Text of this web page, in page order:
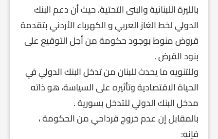
بالليرة اللبنانية والبنى التحتية، حيث أن دعم البنك
الدولي لخط الغاز العربي و الكهرباء الأردني بتقدمة
قروض منوط بوجود حكومة من أجل التوقيع على
بنود القرض .
وللتنويه ما يحدث للبنان من تدخل البنك الدولي في
الحياة الاقتصادية وتأثيره على السياسة، هو ذاته
مدخل البنك الدولي للتدخل بسورية .
بالمقابل إن عدم خروج قرداحي من الحكومة ،
فإنه: